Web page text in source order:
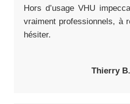
Hors d’usage VHU
vraiment professionnels, à
hésiter.
Thierry B.